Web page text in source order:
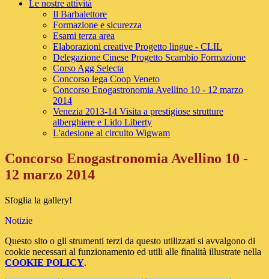
Le nostre attività
Il Barbalettore
Formazione e sicurezza
Esami terza area
Elaborazioni creative Progetto lingue - CLIL
Delegazione Cinese Progetto Scambio Formazione
Corso Agg Selecta
Concorso lega Coop Veneto
Concorso Enogastronomia Avellino 10 - 12 marzo
2014
Venezia 2013-14 Visita a prestigiose strutture
alberghiere e Lido Liberty
L'adesione al circuito Wigwam
Concorso Enogastronomia Avellino 10 -
12 marzo 2014
Sfoglia la gallery!
Notizie
Questo sito o gli strumenti terzi da questo utilizzati si avvalgono di
cookie necessari al funzionamento ed utili alle finalità illustrate nella
COOKIE POLICY.